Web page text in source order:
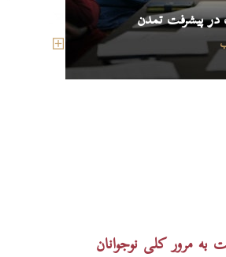
پیشرفت تمدن
به مرور کلی نوجوانان